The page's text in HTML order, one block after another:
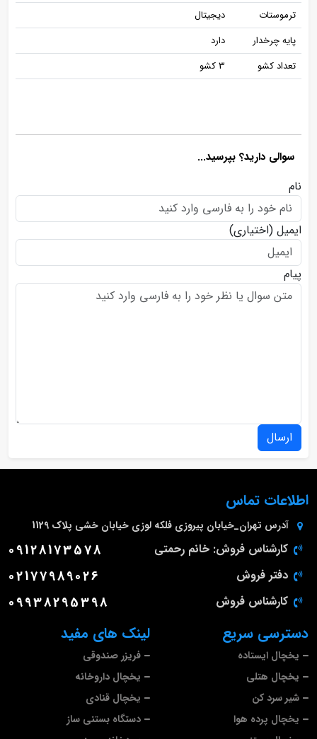
ترموستات
دیجیتال
پایه چرخدار
دارد
تعداد کشو
3 کشو
سوالی دارید؟ بپرسید...
نام
ایمیل (اختیاری)
پیام
ارسال
لینک های مفید
فریزر صندوقی
یخچال داروخانه
یخچال قنادی
دستگاه بستنی ساز
دسترسی سریع
یخچال ایستاده
یخچال هتلی
شیر سرد کن
یخچال پرده هوا
اطلاعات تماس
آدرس تهران_خیابان پیروزی فلکه لوزی خیابان خشی پلاک 1129
کارشناس فروش: خانم رحمتی 09128173578
دفتر فروش 02177989026
کارشناس فروش 09938295398